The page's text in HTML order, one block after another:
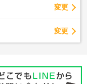
変更
変更